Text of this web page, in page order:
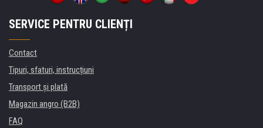
SERVICE PENTRU CLIENȚI
Contact
Tipuri, sfaturi, instrucțiuni
Transport şi plată
Magazin angro (B2B)
FAQ